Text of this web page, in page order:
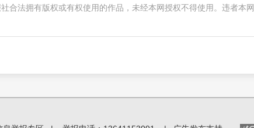
合法拥有版权或有权使用的作品，未经本网授权不得使用。违者本网